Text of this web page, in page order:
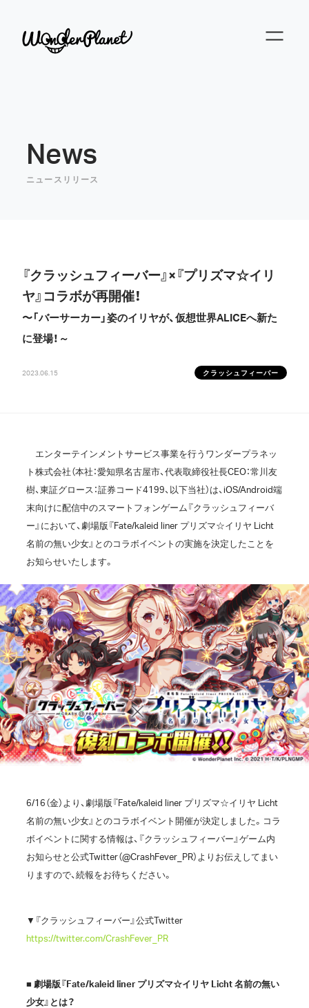
News
ニュースリリース
『クラッシュフィーバー』×『プリズマ☆イリ
ヤ』コラボが再開催！
〜「バーサーカー」姿のイリヤが、仮想世界ALICEへ新た
に登場！～
2023.06.15 クラッシュフィーバー
エンターテインメントサービス事業を行うワンダープラネッ
ト株式会社（本社：愛知県名古屋市、代表取締役社長CEO：常川友
樹、東証グロース：証券コード4199、以下当社）は、iOS/Android端
末向けに配信中のスマートフォンゲーム『クラッシュフィーバ
ー』において、劇場版『Fate/kaleid liner プリズマ☆イリヤ Licht
名前の無い少女』とのコラボイベントの実施を決定したことを
お知らせいたします。
6/16（金）より、劇場版『Fate/kaleid liner プリズマ☆イリヤ Licht
名前の無い少女』とのコラボイベント開催が決定しました。コラ
ボイベントに関する情報は、『クラッシュフィーバー』ゲーム内
お知らせと公式Twitter（@CrashFever_PR）よりお伝えしてまい
りますので、続報をお待ちください。
▼『クラッシュフィーバー』公式Twitter
https://twitter.com/CrashFever_PR
■ 劇場版『Fate/kaleid liner プリズマ☆イリヤ Licht 名前の無い
少女』とは？